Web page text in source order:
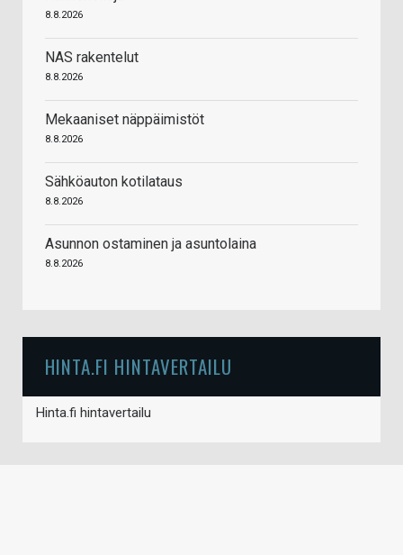
8.8.2026
NAS rakentelut
8.8.2026
Mekaaniset näppäimistöt
8.8.2026
Sähköauton kotilataus
8.8.2026
Asunnon ostaminen ja asuntolaina
8.8.2026
HINTA.FI HINTAVERTAILU
Hinta.fi hintavertailu